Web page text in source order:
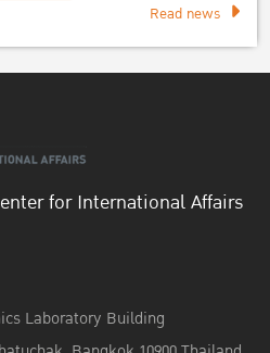
Read news
for International Affairs
Laboratory Building